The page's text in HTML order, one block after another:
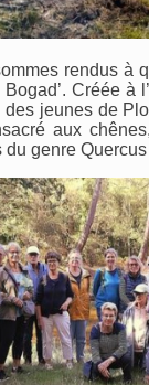
rendus à
Créée à
jeunes de
aux
genre